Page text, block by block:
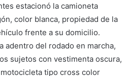
estacionó la camioneta
color blanca, propiedad de la
frente a su domicilio.
adentro del rodado en marcha,
sujetos con vestimenta oscura,
tipo cross color